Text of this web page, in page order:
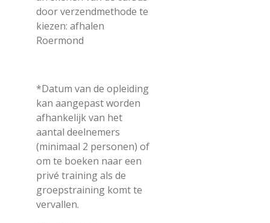
door verzendmethode te
kiezen: afhalen
Roermond
*Datum van de opleiding
kan aangepast worden
afhankelijk van het
aantal deelnemers
(minimaal 2 personen) of
om te boeken naar een
privé training als de
groepstraining komt te
vervallen.